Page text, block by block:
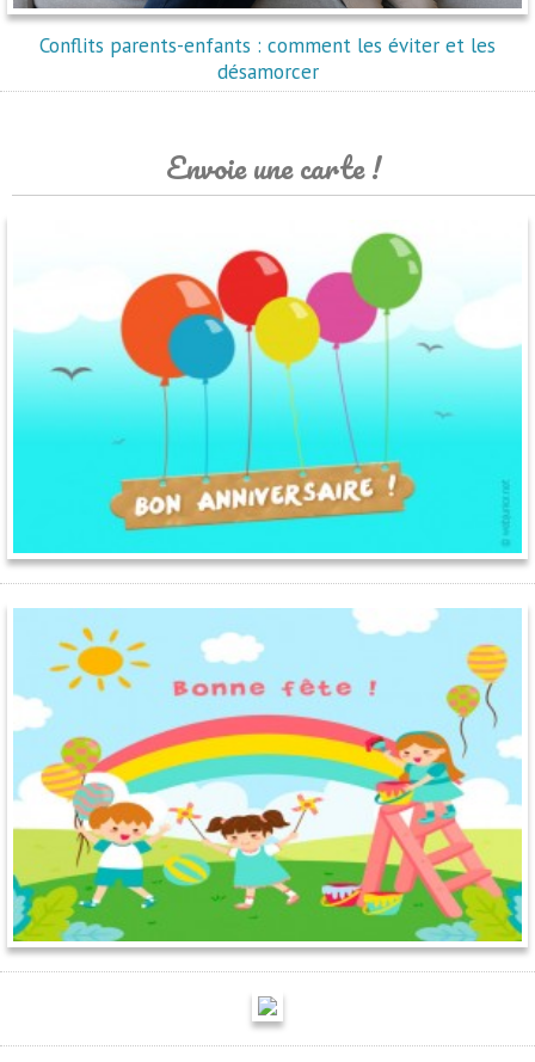
Conflits parents-enfants : comment les éviter et les
désamorcer
Envoie une carte !